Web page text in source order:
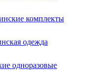
комплекты
одежда
одноразовые